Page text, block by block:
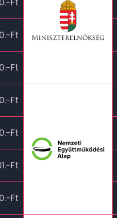
Ft
Ft
Ft
Ft
Ft
Ft